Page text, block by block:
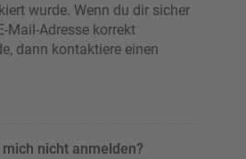
wurde. Wenn du dir sicher
Mail-Adresse korrekt
dann kontaktiere einen
nicht anmelden?